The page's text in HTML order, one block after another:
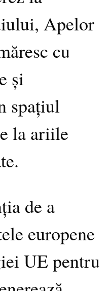
Apelor
cu
și
spațiul
la ariile
de a
europene
UE pentru